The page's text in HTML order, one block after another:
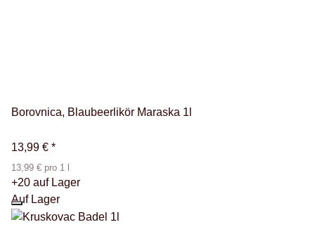
Borovnica, Blaubeerlikör Maraska 1l
13,99 € *
13,99 € pro 1 l
+20 auf Lager
Auf Lager